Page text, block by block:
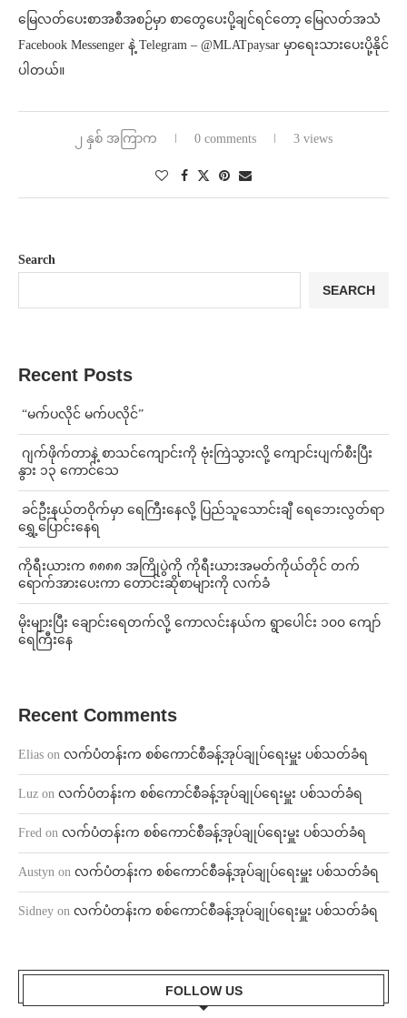
မြေလတ်ပေးစာအစီအစဉ်မှာ စာတွေပေးပို့ချင်ရင်တော့ မြေလတ်အသံ
Facebook Messenger နဲ့ Telegram – @MLATpaysar မှာရေးသားပေးပို့နိုင်
ပါတယ်။
၂ နှစ် အကြာက 0 comments 3 views
Search
SEARCH
Recent Posts
⁨ ⁨“မက်ပလိုင် မက်ပလိုင်”
⁨⁩ ⁨ဂျက်ဖိုက်တာနဲ့ စာသင်ကျောင်းကို ဗုံးကြဲသွားလို့ ကျောင်းပျက်စီးပြီး
နွား ၁၃ ကောင်သေ
⁩ ⁨ခင်ဦးနယ်တဝိုက်မှာ ရေကြီးနေလို့ ပြည်သူသောင်းချီ ရေဘေးလွတ်ရာ
ရွှေ့ပြောင်းနေရ
ကိုရီးယားက ၈၈၈၈ အကြိုပွဲကို ကိုရီးယားအမတ်ကိုယ်တိုင် တက်
ရောက်အားပေးကာ တောင်းဆိုစာများကို လက်ခံ
⁨မိုးများပြီး ချောင်းရေတက်လို့ ကောလင်းနယ်က ရွာပေါင်း ၁၀၀ ကျော်
ရေကြီးနေ
Recent Comments
Elias on လက်ပံတန်းက စစ်ကောင်စီခန့်အုပ်ချုပ်ရေးမှူး ပစ်သတ်ခံရ
Luz on လက်ပံတန်းက စစ်ကောင်စီခန့်အုပ်ချုပ်ရေးမှူး ပစ်သတ်ခံရ
Fred on လက်ပံတန်းက စစ်ကောင်စီခန့်အုပ်ချုပ်ရေးမှူး ပစ်သတ်ခံရ
Austyn on လက်ပံတန်းက စစ်ကောင်စီခန့်အုပ်ချုပ်ရေးမှူး ပစ်သတ်ခံရ
Sidney on လက်ပံတန်းက စစ်ကောင်စီခန့်အုပ်ချုပ်ရေးမှူး ပစ်သတ်ခံရ
FOLLOW US